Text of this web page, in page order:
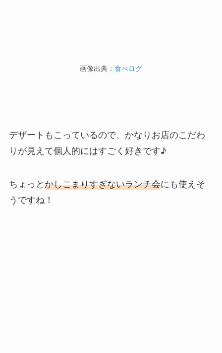
画像出典： 食べログ
デザートもこっているので、かなりお店のこだわ
りが見えて個人的にはすごく好きです♪
ちょっとかしこまりすぎないランチ会にも使えそ
うですね！